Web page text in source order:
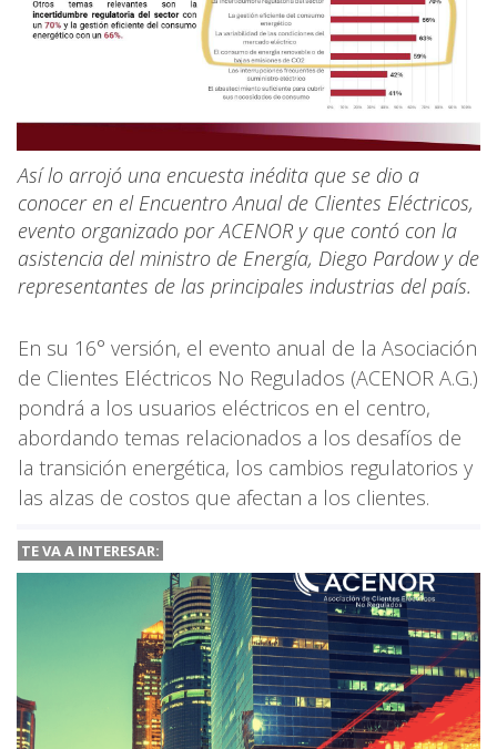
Así lo arrojó una encuesta inédita que se dio a
conocer en el Encuentro Anual de Clientes Eléctricos,
evento organizado por ACENOR y que contó con la
asistencia del ministro de Energía, Diego Pardow y de
representantes de las principales industrias del país.
En su 16° versión, el evento anual de la Asociación
de Clientes Eléctricos No Regulados (ACENOR A.G.)
pondrá a los usuarios eléctricos en el centro,
abordando temas relacionados a los desafíos de
la transición energética, los cambios regulatorios y
las alzas de costos que afectan a los clientes.
TE VA A INTERESAR: